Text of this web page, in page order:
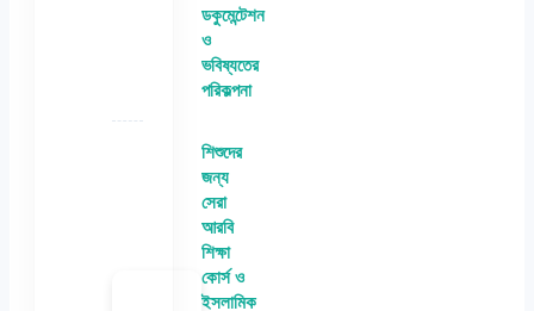
ডকুমেন্টেশন
ও
ভবিষ্যতের
পরিকল্পনা
শিশুদের
জন্য
সেরা
আরবি
শিক্ষা
কোর্স ও
ইসলামিক